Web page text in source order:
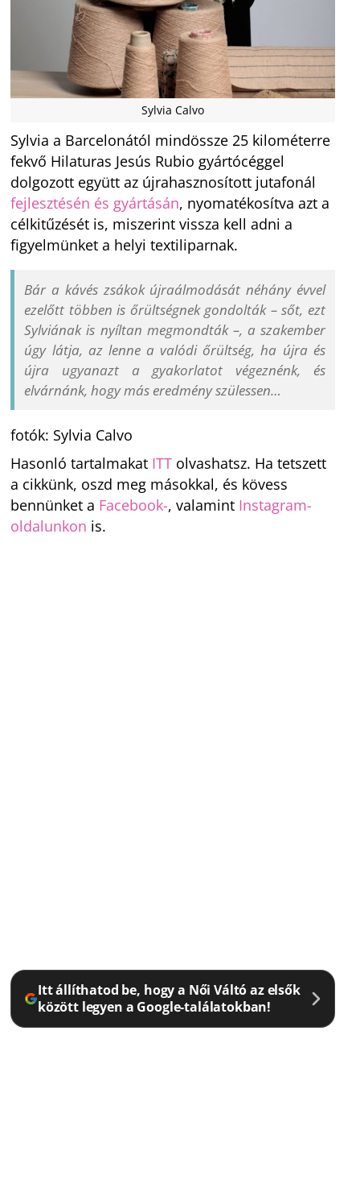
Sylvia Calvo
Sylvia a Barcelonától mindössze 25 kilométerre
fekvő Hilaturas Jesús Rubio gyártócéggel
dolgozott együtt az újrahasznosított jutafonál
fejlesztésén és gyártásán, nyomatékosítva azt a
célkitűzését is, miszerint vissza kell adni a
figyelmünket a helyi textiliparnak.
Bár a ​​kávés zsákok újraálmodását néhány évvel
ezelőtt többen is őrültségnek gondolták – sőt, ezt
Sylviának is nyíltan megmondták –, a szakember
úgy látja, az lenne a valódi őrültség, ha újra és
újra ugyanazt a gyakorlatot végeznénk, és
elvárnánk, hogy más eredmény szülessen…
fotók: Sylvia Calvo
Hasonló tartalmakat ITT olvashatsz. Ha tetszett
a cikkünk, oszd meg másokkal, és kövess
bennünket a Facebook-, valamint Instagram-
oldalunkon is.
Itt állíthatod be, hogy a Női Váltó az elsők
között legyen a Google-találatokban!